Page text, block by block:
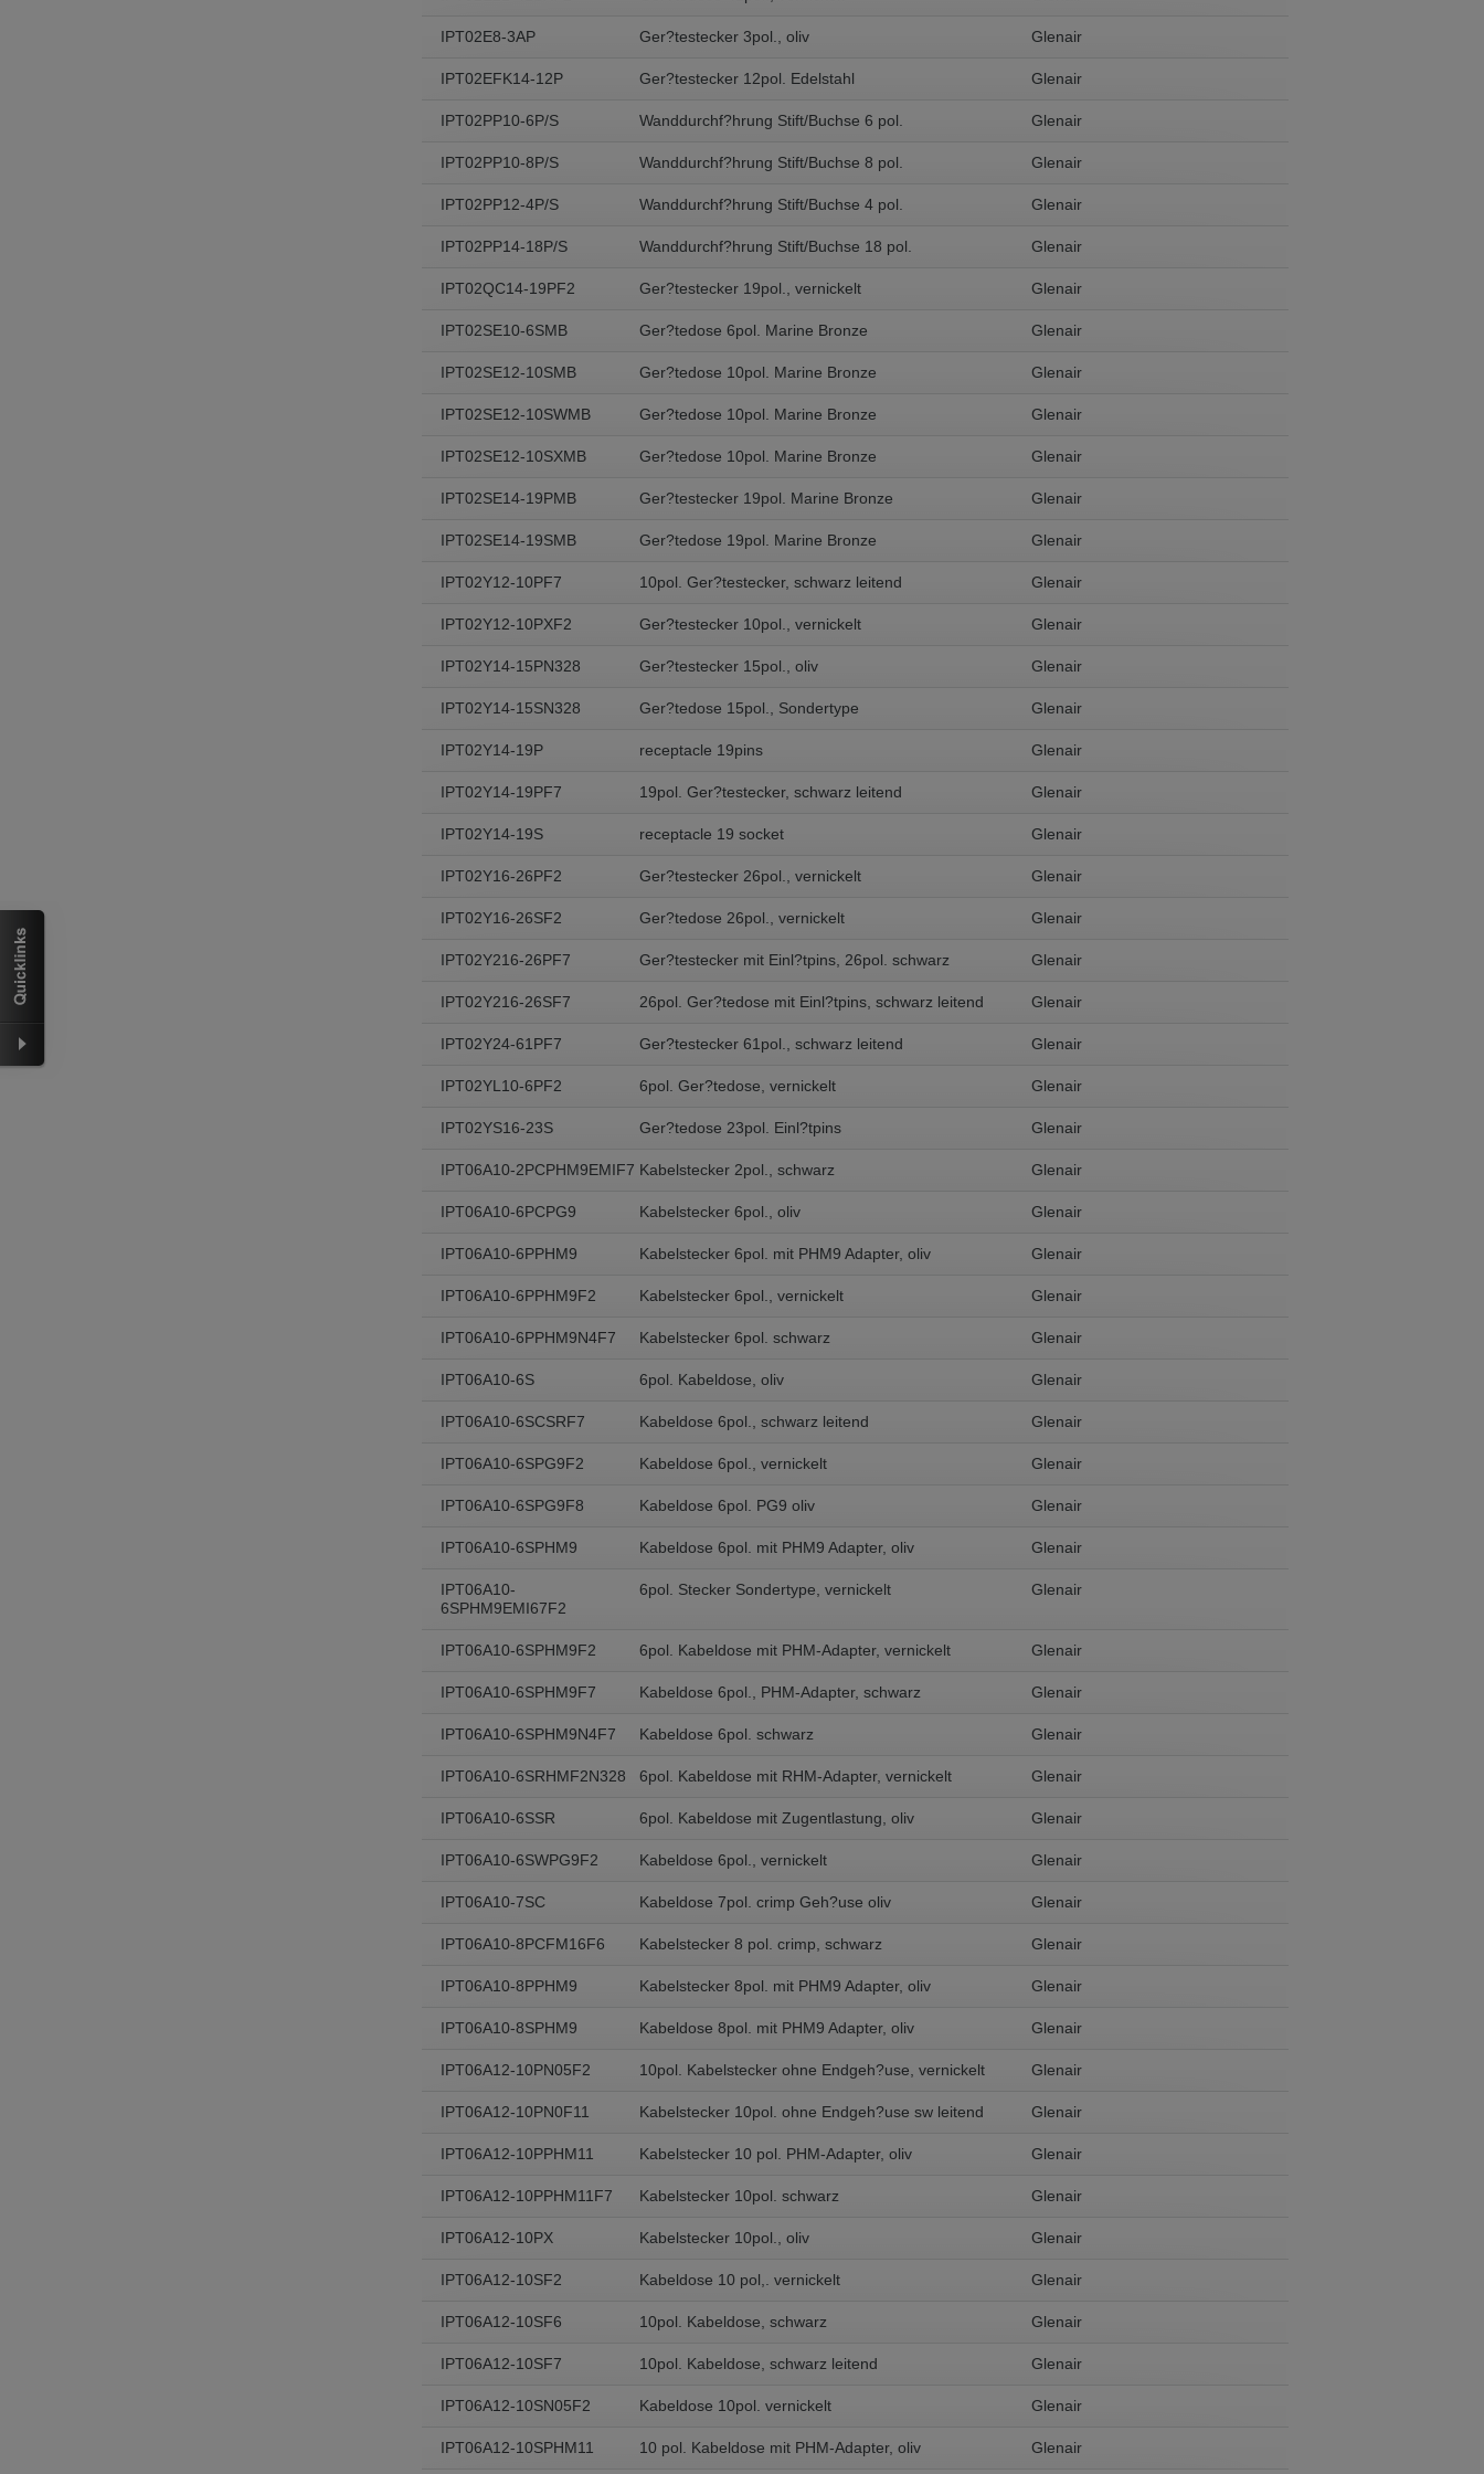
IPT02E8-3AP Ger?testecker 3pol., oliv Glenair
IPT02EFK14-12P Ger?testecker 12pol. Edelstahl Glenair
IPT02PP10-6P/S Wanddurchf?hrung Stift/Buchse 6 pol. Glenair
IPT02PP10-8P/S Wanddurchf?hrung Stift/Buchse 8 pol. Glenair
IPT02PP12-4P/S Wanddurchf?hrung Stift/Buchse 4 pol. Glenair
IPT02PP14-18P/S Wanddurchf?hrung Stift/Buchse 18 pol. Glenair
IPT02QC14-19PF2 Ger?testecker 19pol., vernickelt Glenair
IPT02SE10-6SMB Ger?tedose 6pol. Marine Bronze Glenair
IPT02SE12-10SMB Ger?tedose 10pol. Marine Bronze Glenair
IPT02SE12-10SWMB Ger?tedose 10pol. Marine Bronze Glenair
IPT02SE12-10SXMB Ger?tedose 10pol. Marine Bronze Glenair
IPT02SE14-19PMB Ger?testecker 19pol. Marine Bronze Glenair
IPT02SE14-19SMB Ger?tedose 19pol. Marine Bronze Glenair
IPT02Y12-10PF7 10pol. Ger?testecker, schwarz leitend Glenair
IPT02Y12-10PXF2 Ger?testecker 10pol., vernickelt Glenair
IPT02Y14-15PN328 Ger?testecker 15pol., oliv Glenair
IPT02Y14-15SN328 Ger?tedose 15pol., Sondertype Glenair
IPT02Y14-19P receptacle 19pins Glenair
IPT02Y14-19PF7 19pol. Ger?testecker, schwarz leitend Glenair
IPT02Y14-19S receptacle 19 socket Glenair
IPT02Y16-26PF2 Ger?testecker 26pol., vernickelt Glenair
IPT02Y16-26SF2 Ger?tedose 26pol., vernickelt Glenair
IPT02Y216-26PF7 Ger?testecker mit Einl?tpins, 26pol. schwarz Glenair
IPT02Y216-26SF7 26pol. Ger?tedose mit Einl?tpins, schwarz leitend Glenair
IPT02Y24-61PF7 Ger?testecker 61pol., schwarz leitend Glenair
IPT02YL10-6PF2 6pol. Ger?tedose, vernickelt Glenair
IPT02YS16-23S Ger?tedose 23pol. Einl?tpins Glenair
IPT06A10-2PCPHM9EMIF7 Kabelstecker 2pol., schwarz Glenair
IPT06A10-6PCPG9 Kabelstecker 6pol., oliv Glenair
IPT06A10-6PPHM9 Kabelstecker 6pol. mit PHM9 Adapter, oliv Glenair
IPT06A10-6PPHM9F2 Kabelstecker 6pol., vernickelt Glenair
IPT06A10-6PPHM9N4F7 Kabelstecker 6pol. schwarz Glenair
IPT06A10-6S 6pol. Kabeldose, oliv Glenair
IPT06A10-6SCSRF7 Kabeldose 6pol., schwarz leitend Glenair
IPT06A10-6SPG9F2 Kabeldose 6pol., vernickelt Glenair
IPT06A10-6SPG9F8 Kabeldose 6pol. PG9 oliv Glenair
IPT06A10-6SPHM9 Kabeldose 6pol. mit PHM9 Adapter, oliv Glenair
IPT06A10-
6SPHM9EMI67F2
6pol. Stecker Sondertype, vernickelt Glenair
IPT06A10-6SPHM9F2 6pol. Kabeldose mit PHM-Adapter, vernickelt Glenair
IPT06A10-6SPHM9F7 Kabeldose 6pol., PHM-Adapter, schwarz Glenair
IPT06A10-6SPHM9N4F7 Kabeldose 6pol. schwarz Glenair
IPT06A10-6SRHMF2N328 6pol. Kabeldose mit RHM-Adapter, vernickelt Glenair
IPT06A10-6SSR 6pol. Kabeldose mit Zugentlastung, oliv Glenair
IPT06A10-6SWPG9F2 Kabeldose 6pol., vernickelt Glenair
IPT06A10-7SC Kabeldose 7pol. crimp Geh?use oliv Glenair
IPT06A10-8PCFM16F6 Kabelstecker 8 pol. crimp, schwarz Glenair
IPT06A10-8PPHM9 Kabelstecker 8pol. mit PHM9 Adapter, oliv Glenair
IPT06A10-8SPHM9 Kabeldose 8pol. mit PHM9 Adapter, oliv Glenair
IPT06A12-10PN05F2 10pol. Kabelstecker ohne Endgeh?use, vernickelt Glenair
IPT06A12-10PN0F11 Kabelstecker 10pol. ohne Endgeh?use sw leitend Glenair
IPT06A12-10PPHM11 Kabelstecker 10 pol. PHM-Adapter, oliv Glenair
IPT06A12-10PPHM11F7 Kabelstecker 10pol. schwarz Glenair
IPT06A12-10PX Kabelstecker 10pol., oliv Glenair
IPT06A12-10SF2 Kabeldose 10 pol,. vernickelt Glenair
IPT06A12-10SF6 10pol. Kabeldose, schwarz Glenair
IPT06A12-10SF7 10pol. Kabeldose, schwarz leitend Glenair
IPT06A12-10SN05F2 Kabeldose 10pol. vernickelt Glenair
IPT06A12-10SPHM11 10 pol. Kabeldose mit PHM-Adapter, oliv Glenair